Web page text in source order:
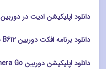
دانلود اپلیکیشن ادیت در دوربین Camera ZOOM FX برای اندروید
دانلود برنامه افکت دوربین B612 برای اندروید
دانلود اپلیکیشن دوربین Google Camera Go برای اندروید